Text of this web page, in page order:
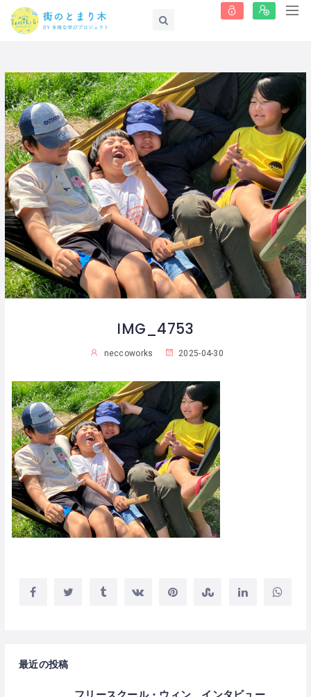
IMG_4753
neccoworks 2025-04-30
最近の投稿